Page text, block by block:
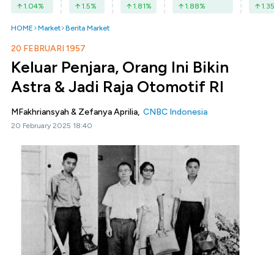
1.04% 1.5% 1.81% 1.88% 1.35
HOME Market Berita Market
20 FEBRUARI 1957
Keluar Penjara, Orang Ini Bikin
Astra & Jadi Raja Otomotif RI
MFakhriansyah & Zefanya Aprilia, CNBC Indonesia
20 February 2025 18:40